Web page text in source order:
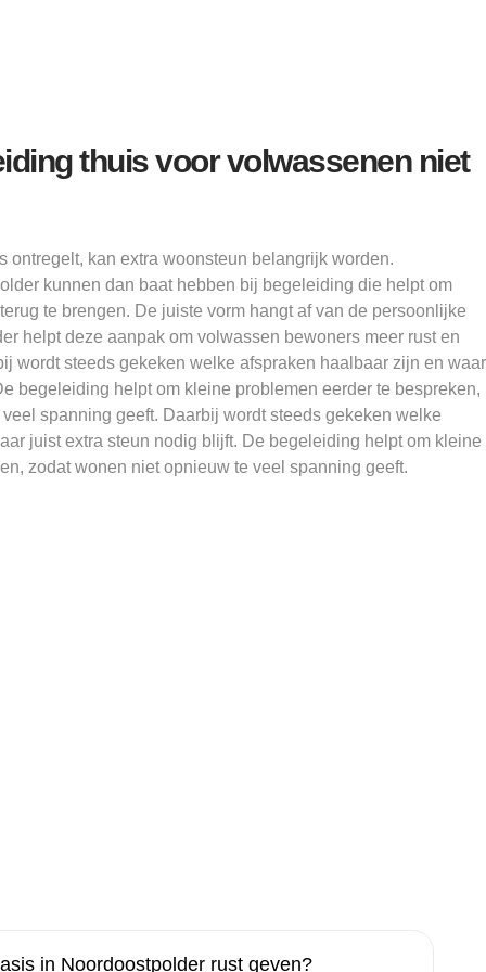
thuis voor volwassenen niet
ontregelt, kan extra woonsteun belangrijk worden.
kunnen dan baat hebben bij begeleiding die helpt om
te brengen. De juiste vorm hangt af van de persoonlijke
helpt deze aanpak om volwassen bewoners meer rust en
wordt steeds gekeken welke afspraken haalbaar zijn en waar
begeleiding helpt om kleine problemen eerder te bespreken,
spanning geeft. Daarbij wordt steeds gekeken welke
juist extra steun nodig blijft. De begeleiding helpt om kleine
zodat wonen niet opnieuw te veel spanning geeft.
in Noordoostpolder rust geven?